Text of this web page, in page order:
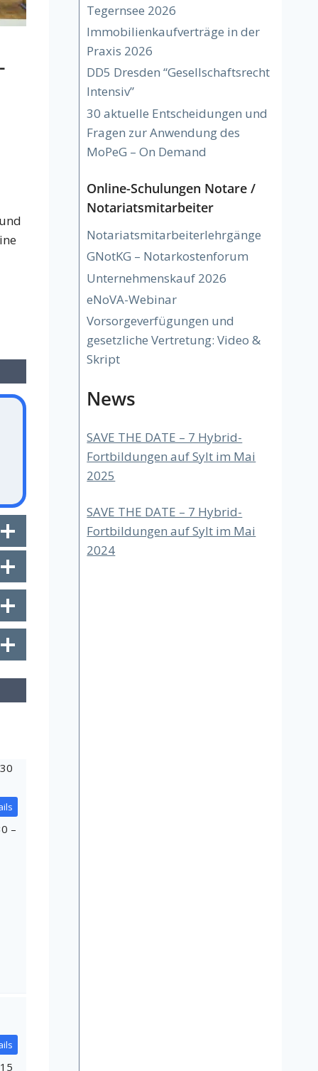
–
Tegernsee 2026
Immobilienkaufverträge in der
Praxis 2026
DD5 Dresden “Gesellschaftsrecht
Intensiv”
30 aktuelle Entscheidungen und
Fragen zur Anwendung des
MoPeG – On Demand
Online-Schulungen Notare /
Notariatsmitarbeiter
Notariatsmitarbeiterlehrgänge
GNotKG – Notarkostenforum
Unternehmenskauf 2026
eNoVA-Webinar
Vorsorgeverfügungen und
gesetzliche Vertretung: Video &
Skript
News
SAVE THE DATE – 7 Hybrid-
Fortbildungen auf Sylt im Mai
2025
SAVE THE DATE – 7 Hybrid-
Fortbildungen auf Sylt im Mai
2024